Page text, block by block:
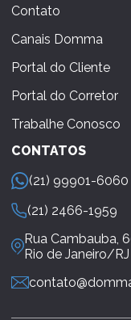
Contato
Canais Domma
Portal do Cliente
Portal do Corretor
Trabalhe Conosco
CONTATOS
(21) 99901-6060
(21) 2466-1959
Rua Cambauba,
Rio de Janeiro/RJ